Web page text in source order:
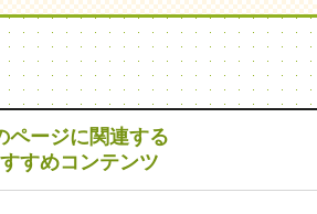
ページに関連する
すめコンテンツ